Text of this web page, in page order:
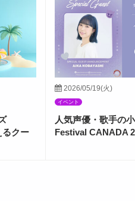
るクー
2026/05/19(火)
イベント
人気声優・歌手の
Festival CANADA